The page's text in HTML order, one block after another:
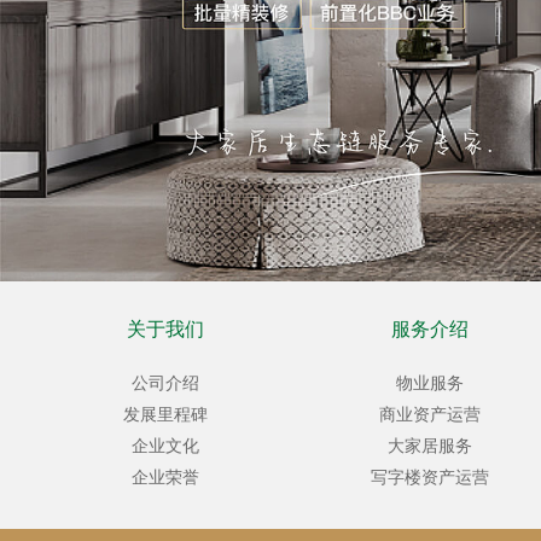
关于我们
公司介绍
发展里程碑
企业文化
企业荣誉
服务介绍
物业服务
商业资产运营
大家居服务
写字楼资产运营